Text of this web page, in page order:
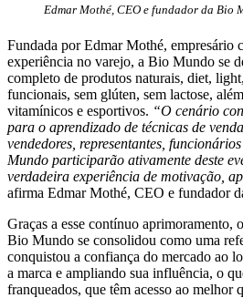
Edmar Mothé, CEO e fundador da Bio
Fundada por Edmar Mothé, empresário
experiência no varejo, a Bio Mundo se
completo de produtos naturais, diet,
funcionais, sem glúten, sem lactose,
vitamínicos e esportivos. “O cenário
para o aprendizado de técnicas de
vendedores, representantes,
Mundo participarão ativamente deste
verdadeira experiência de motivação,
afirma Edmar Mothé, CEO e fundador
Graças a esse contínuo aprimoramento,
Bio Mundo se consolidou como uma
conquistou a confiança do mercado ao
a marca e ampliando sua influência, o
franqueados, que têm acesso ao melhor